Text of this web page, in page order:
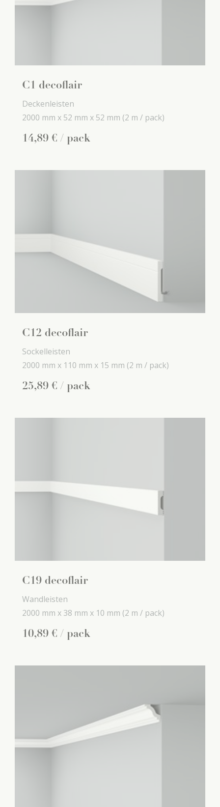
C1 decoflair
Deckenleisten
2000 mm x 52 mm x 52 mm (2 m / pack)
14,89 € / pack
C12 decoflair
Sockelleisten
2000 mm x 110 mm x 15 mm (2 m / pack)
25,89 € / pack
C19 decoflair
Wandleisten
2000 mm x 38 mm x 10 mm (2 m / pack)
10,89 € / pack